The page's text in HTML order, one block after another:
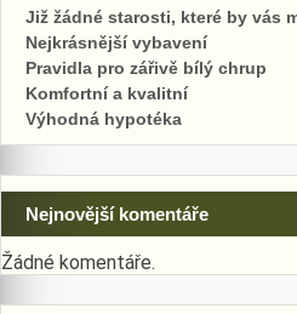
Již žádné starosti, které by vás
Nejkrásnější vybavení
Pravidla pro zářivě bílý chrup
Komfortní a kvalitní
Výhodná hypotéka
Nejnovější komentáře
Žádné komentáře.